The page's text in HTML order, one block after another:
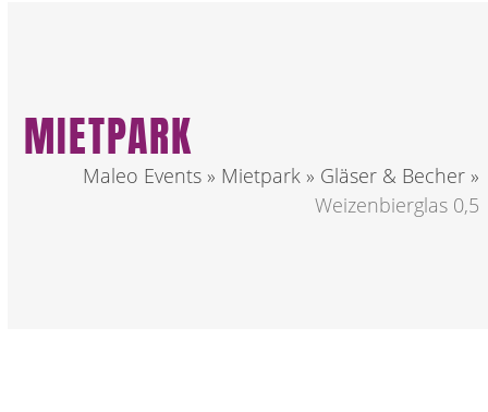
MIETPARK
Maleo Events » Mietpark » Gläser & Becher »
Weizenbierglas 0,5